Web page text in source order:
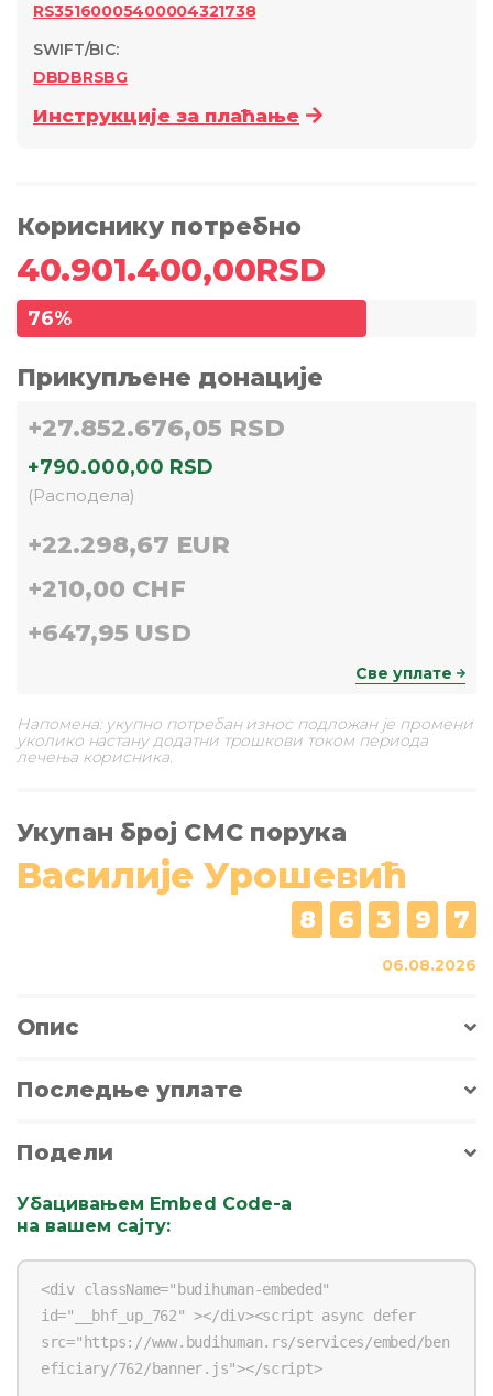
RS35160005400004321738
SWIFT/BIC:
DBDBRSBG
Инструкције за плаћање
Кориснику потребно
40.901.400,00RSD
76%
Прикупљене донације
+27.852.676,05 RSD
+790.000,00 RSD
(Расподела)
+22.298,67 EUR
+210,00 CHF
+647,95 USD
Све уплате
Напомена: укупно потребан износ подложан је промени
уколико настану додатни трошкови током периода
лечења корисника.
Укупан број СМС порука
Василије Урошевић
8 6 3 9 7
06.08.2026
Опис
Последње уплате
Подели
Убацивањем Embed Code-a
на вашем сајту: